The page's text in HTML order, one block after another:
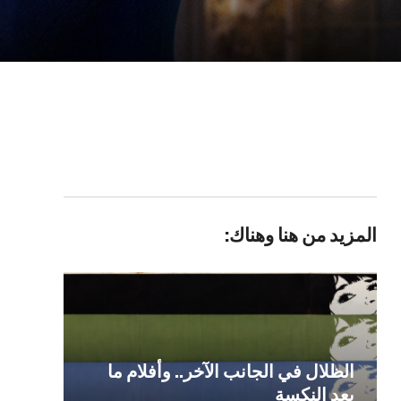
المزيد من هنا وهناك:
الظلال في الجانب الآخر.. وأفلام ما
بعد النكسة